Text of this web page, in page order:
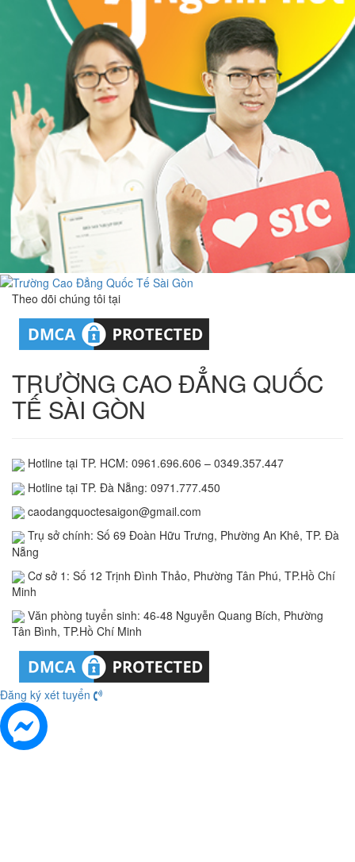
Theo dõi chúng tôi tại
TRƯỜNG CAO ĐẲNG QUỐC
TẾ SÀI GÒN
Hotline tại TP. HCM: 0961.696.606 – 0349.357.447
Hotline tại TP. Đà Nẵng: 0971.777.450
caodangquoctesaigon@gmail.com
Trụ sở chính: Số 69 Đoàn Hữu Trưng, Phường An Khê, TP. Đà
Nẵng
Cơ sở 1: Số 12 Trịnh Đình Thảo, Phường Tân Phú, TP.Hồ Chí
Minh
Văn phòng tuyển sinh: 46-48 Nguyễn Quang Bích, Phường
Tân Bình, TP.Hồ Chí Minh
Đăng ký xét tuyển